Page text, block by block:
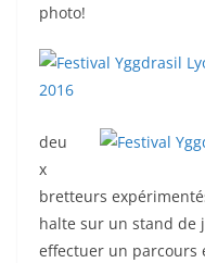
photo!
deu
x
bretteurs
halte sur un stand de
effectuer un parcours